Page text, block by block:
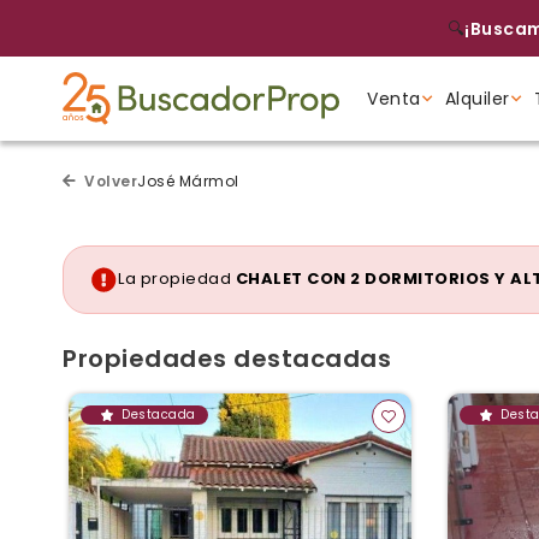
🔍
Venta Alquiler
VolverJosé Mármol
La propiedad CHALET CON 2 DORMITORIOS Y
Propiedades destacadas
Destacada